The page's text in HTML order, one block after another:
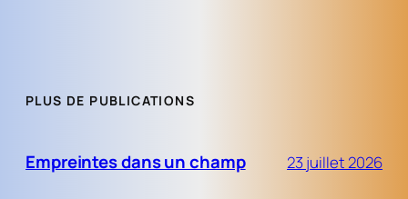
PLUS DE PUBLICATIONS
Empreintes dans un champ 23 juillet 2026